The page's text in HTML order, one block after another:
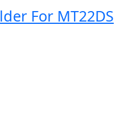
For MT22DS